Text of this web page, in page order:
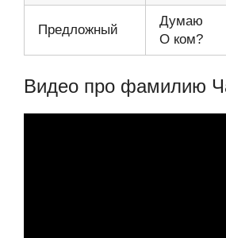
Предложный
Думаю
О ком?
Видео про фамилию